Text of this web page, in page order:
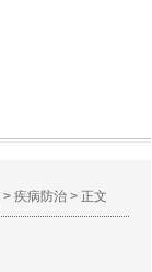
> 疾病防治 > 正文